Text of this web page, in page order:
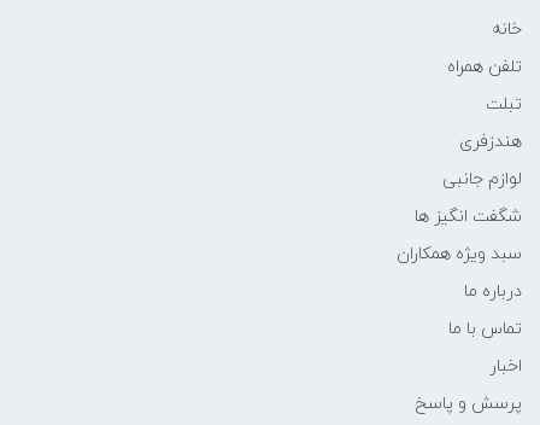
خانه
تلفن همراه
تبلت
هندزفری
لوازم جانبی
شگفت انگیز ها
سبد ویژه همکاران
درباره ما
تماس با ما
اخبار
پرسش و پاسخ